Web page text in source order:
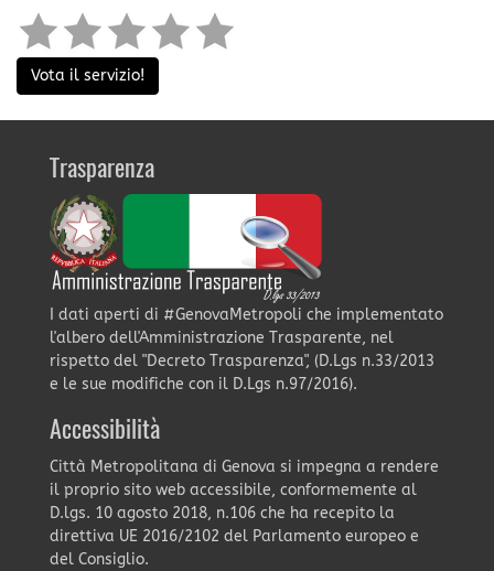
Vota il servizio!
Trasparenza
I dati aperti di #GenovaMetropoli che implementato
l'albero dell'Amministrazione Trasparente, nel
rispetto del "Decreto Trasparenza", (D.Lgs n.33/2013
e le sue modifiche con il D.Lgs n.97/2016).
Accessibilità
Città Metropolitana di Genova si impegna a rendere
il proprio sito web accessibile, conformemente al
D.lgs. 10 agosto 2018, n.106 che ha recepito la
direttiva UE 2016/2102 del Parlamento europeo e
del Consiglio.